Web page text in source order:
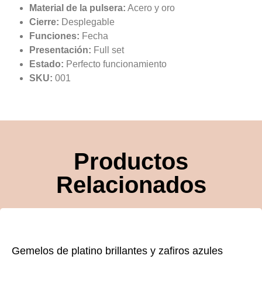
Material de la pulsera: Acero y oro
Cierre: Desplegable
Funciones: Fecha
Presentación: Full set
Estado: Perfecto funcionamiento
SKU: 001
Productos
Relacionados
Gemelos de platino brillantes y zafiros azules